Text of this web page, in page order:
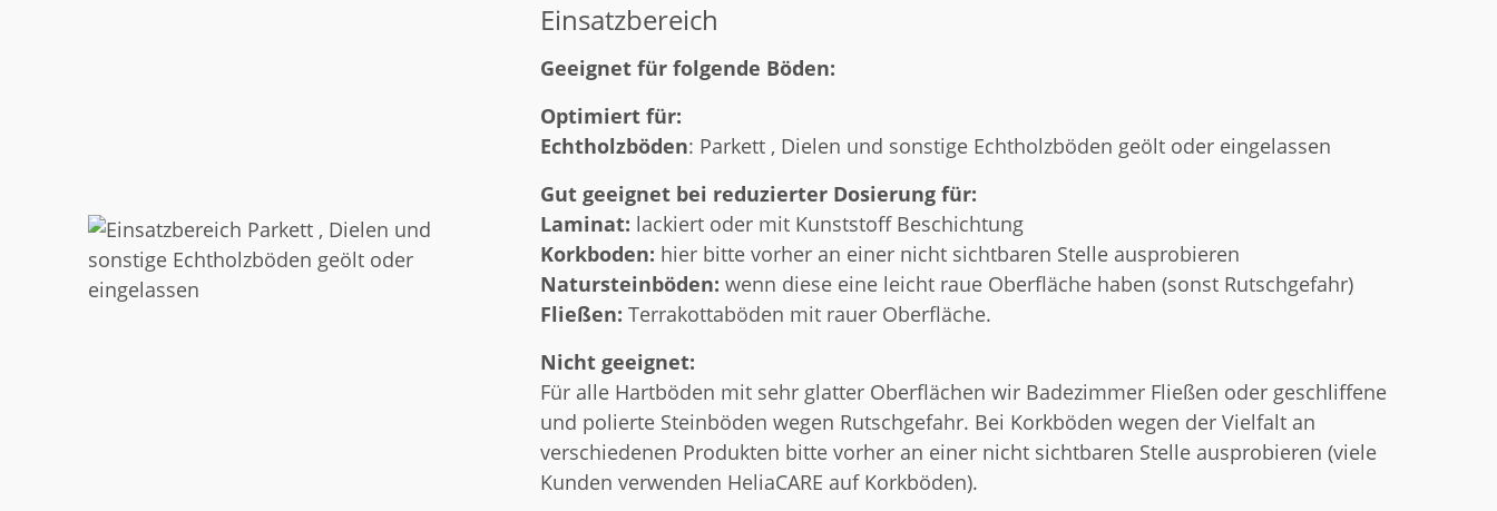
Einsatzbereich
Geeignet für folgende Böden:
Optimiert für:
Echtholzböden: Parkett , Dielen und sonstige Echtholzböden geölt oder eingelassen
Gut geeignet bei reduzierter Dosierung für:
Laminat: lackiert oder mit Kunststoff Beschichtung
Korkboden: hier bitte vorher an einer nicht sichtbaren Stelle ausprobieren
Natursteinböden: wenn diese eine leicht raue Oberfläche haben (sonst Rutschgefahr)
Fließen: Terrakottaböden mit rauer Oberfläche.
Nicht geeignet:
Für alle Hartböden mit sehr glatter Oberflächen wir Badezimmer Fließen oder geschliffene
und polierte Steinböden wegen Rutschgefahr. Bei Korkböden wegen der Vielfalt an
verschiedenen Produkten bitte vorher an einer nicht sichtbaren Stelle ausprobieren (viele
Kunden verwenden HeliaCARE auf Korkböden).